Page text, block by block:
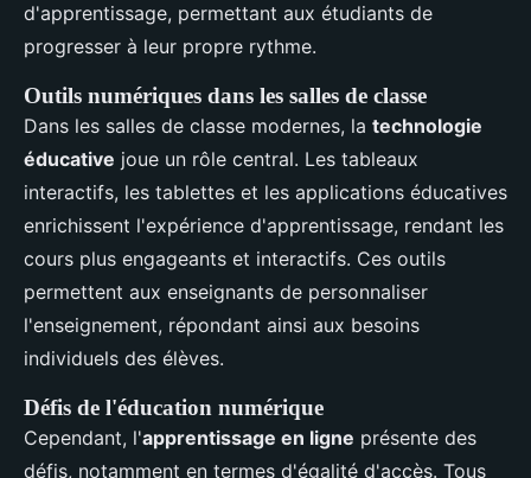
d'apprentissage, permettant aux étudiants de
progresser à leur propre rythme.
Outils numériques dans les salles de classe
Dans les salles de classe modernes, la technologie
éducative joue un rôle central. Les tableaux
interactifs, les tablettes et les applications éducatives
enrichissent l'expérience d'apprentissage, rendant les
cours plus engageants et interactifs. Ces outils
permettent aux enseignants de personnaliser
l'enseignement, répondant ainsi aux besoins
individuels des élèves.
Défis de l'éducation numérique
Cependant, l'apprentissage en ligne présente des
défis, notamment en termes d'égalité d'accès. Tous